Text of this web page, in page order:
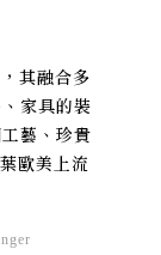
其融合多
家具的裝
藝、珍貴
歐美上流